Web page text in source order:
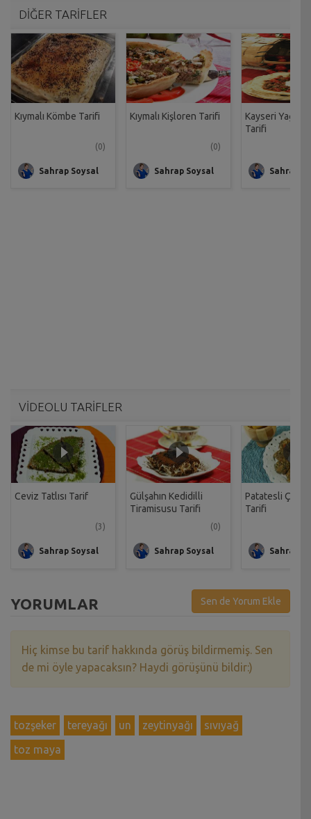
DİĞER TARİFLER
Kıymalı Kömbe Tarifi
(0)
Sahrap Soysal
Kıymalı Kişloren Tarifi
(0)
Sahrap Soysal
Kayseri
Tarifi
Sahrap
VİDEOLU TARİFLER
Ceviz Tatlısı Tarif
(3)
Sahrap Soysal
Gülşahın Kedidilli
Tiramisusu Tarifi
(0)
Sahrap Soysal
Patatesli Çıtır
Tarifi
Sahrap
YORUMLAR Sen de Yorum Ekle
Hiç kimse bu tarif hakkında görüş bildirmemiş. Sen
de mi öyle yapacaksın? Haydi görüşünü bildir:)
tozşeker tereyağı un zeytinyağı
sıvıyağ
toz maya